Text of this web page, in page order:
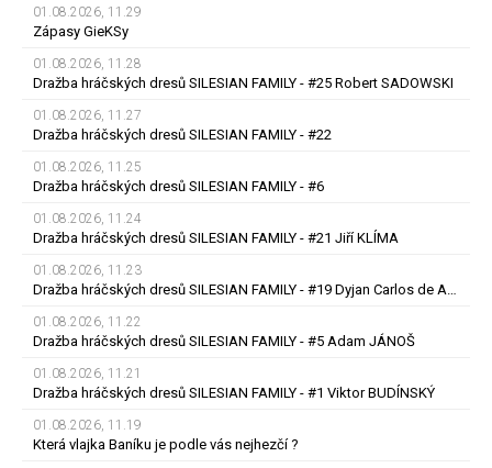
01.08.2026, 11.29
Zápasy GieKSy
01.08.2026, 11.28
Dražba hráčských dresů SILESIAN FAMILY - #25 Robert SADOWSKI
01.08.2026, 11.27
Dražba hráčských dresů SILESIAN FAMILY - #22
01.08.2026, 11.25
Dražba hráčských dresů SILESIAN FAMILY - #6
01.08.2026, 11.24
Dražba hráčských dresů SILESIAN FAMILY - #21 Jiří KLÍMA
01.08.2026, 11.23
Dražba hráčských dresů SILESIAN FAMILY - #19 Dyjan Carlos de AZEVEDO
01.08.2026, 11.22
Dražba hráčských dresů SILESIAN FAMILY - #5 Adam JÁNOŠ
01.08.2026, 11.21
Dražba hráčských dresů SILESIAN FAMILY - #1 Viktor BUDÍNSKÝ
01.08.2026, 11.19
Která vlajka Baníku je podle vás nejhezčí ?